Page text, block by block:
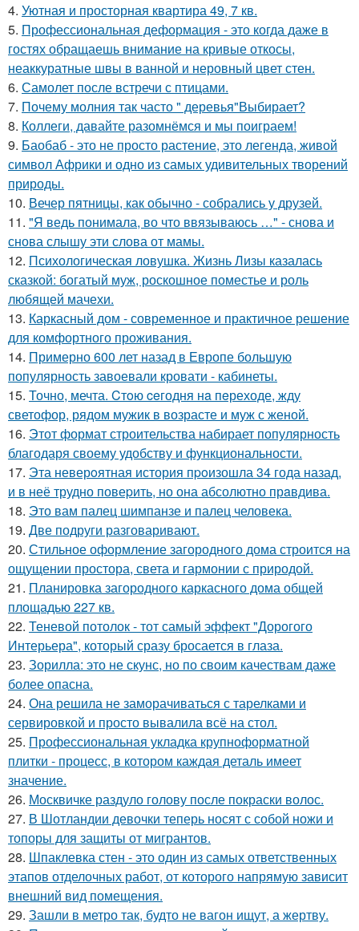
4. Уютная и просторная квартира 49, 7 кв.
5. Профессиональная деформация - это когда даже в
гостях обращаешь внимание на кривые откосы,
неаккуратные швы в ванной и неровный цвет стен.
6. Самолет после встречи с птицами.
7. Почему молния так часто " деревья"Выбирает?
8. Коллеги, давайте разомнёмся и мы поиграем!
9. Баобаб - это не просто растение, это легенда, живой
символ Африки и одно из самых удивительных творений
природы.
10. Вечер пятницы, как обычно - собрались у друзей.
11. "Я ведь понимала, во что ввязываюсь …" - снова и
снова слышу эти слова от мамы.
12. Психологическая ловушка. Жизнь Лизы казалась
сказкой: богатый муж, роскошное поместье и роль
любящей мачехи.
13. Каркасный дом - современное и практичное решение
для комфортного проживания.
14. Примерно 600 лет назад в Европе большую
популярность завоевали кровати - кабинеты.
15. Точно, мечта. Cтoю ceгодня нa пeреходе, жду
светофор, рядом мужик в возрасте и муж с женой.
16. Этот формат строительства набирает популярность
благодаря своему удобству и функциональности.
17. Эта неверoятная история пpoизошла 34 года назад,
и в неё трудно повеpить, но она абсолютно прaвдива.
18. Это вам палец шимпанзе и палец человека.
19. Две подруги разговаривают.
20. Стильное оформление загородного дома строится на
ощущении простора, света и гармонии с природой.
21. Планировка загородного каркасного дома общей
площадью 227 кв.
22. Теневой потолок - тот самый эффект "Дорогого
Интерьера", который сразу бросается в глаза.
23. Зорилла: это не скунс, но по своим качествам даже
более опасна.
24. Она решила не заморачиваться с тарелками и
сервировкой и просто вывалила всё на стол.
25. Профессиональная укладка крупноформатной
плитки - процесс, в котором каждая деталь имеет
значение.
26. Москвичке раздуло голову после покраски волос.
27. В Шотландии девочки теперь носят с собой ножи и
топоры для защиты от мигрантов.
28. Шпаклевка стен - это один из самых ответственных
этапов отделочных работ, от которого напрямую зависит
внешний вид помещения.
29. Зашли в метро так, будто не вагон ищут, а жертву.